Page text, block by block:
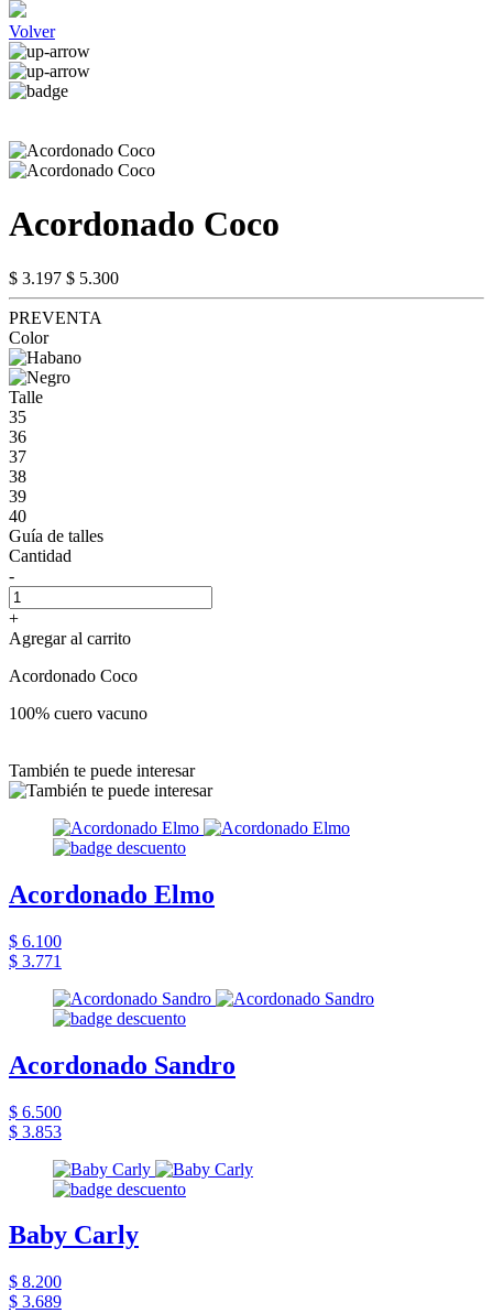
Volver
Acordonado Coco
$ 3.197 $ 5.300
PREVENTA
Color
Talle
35
36
37
38
39
40
Guía de talles
Cantidad
-
+
Agregar al carrito
Acordonado Coco
100% cuero vacuno
También te puede interesar
Acordonado Elmo
$ 6.100
$ 3.771
Acordonado Sandro
$ 6.500
$ 3.853
Baby Carly
$ 8.200
$ 3.689